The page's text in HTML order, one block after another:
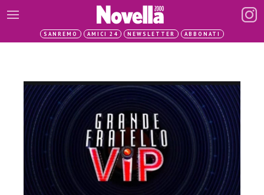
SANREMO AMICI 24 NEWSLETTER ABBONATI